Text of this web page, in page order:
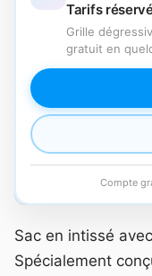
Tarifs
Grille
gratuit en
Compte
Sac en intissé
Spécialement